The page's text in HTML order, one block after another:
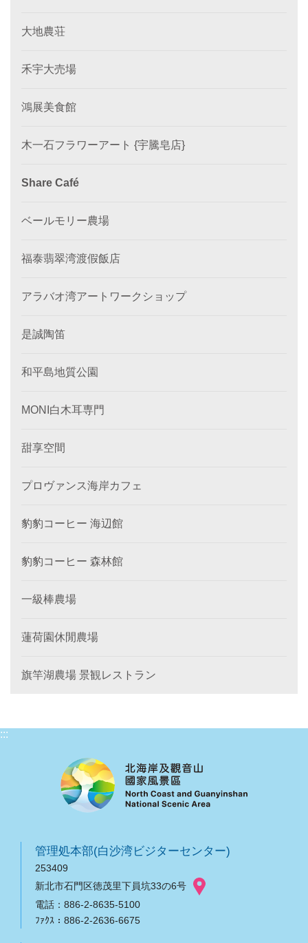
大地農荘
禾宇大売場
鴻展美食館
木一石フラワーアート {宇騰皂店}
Share Café
ベールモリー農場
福泰翡翠湾渡假飯店
アラバオ湾アートワークショップ
是誠陶笛
和平島地質公園
MONI白木耳専門
甜享空間
プロヴァンス海岸カフェ
豹豹コーヒー 海辺館
豹豹コーヒー 森林館
一級棒農場
蓮荷園休閒農場
旗竿湖農場 景観レストラン
:::
管理処本部(白沙湾ビジターセンター)
253409
新北市石門区徳茂里下員坑33の6号
電話：886-2-8635-5100
ﾌｧｸｽ：886-2-2636-6675